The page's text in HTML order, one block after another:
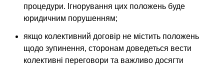
процедури. Ігнорування цих положень буде
юридичним порушенням;
якщо колективний договір не містить положень
щодо зупинення, сторонам доведеться вести
колективні переговори та важливо досягти